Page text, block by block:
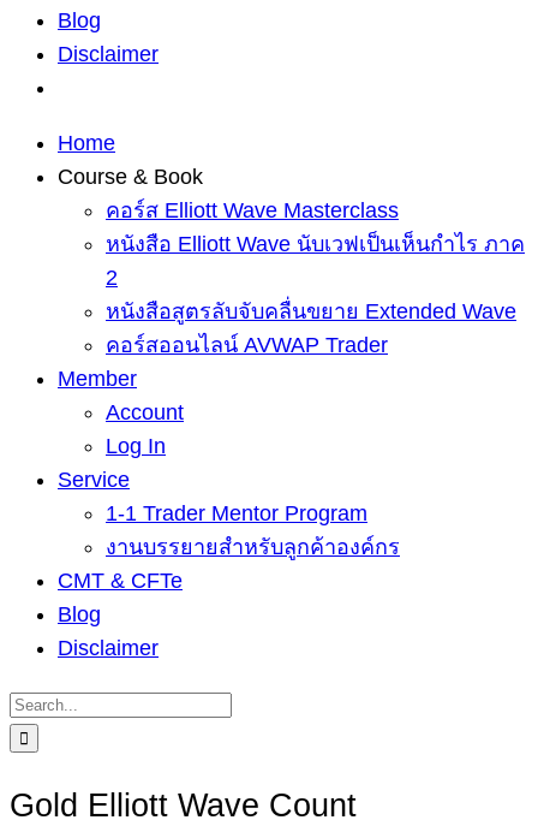
Blog
Disclaimer
Home
Course & Book
คอร์ส Elliott Wave Masterclass
หนังสือ Elliott Wave นับเวฟเป็นเห็นกำไร ภาค
2
หนังสือสูตรลับจับคลื่นขยาย Extended Wave
คอร์สออนไลน์ AVWAP Trader
Member
Account
Log In
Service
1-1 Trader Mentor Program
งานบรรยายสำหรับลูกค้าองค์กร
CMT & CFTe
Blog
Disclaimer
Search
for:
Gold Elliott Wave Count